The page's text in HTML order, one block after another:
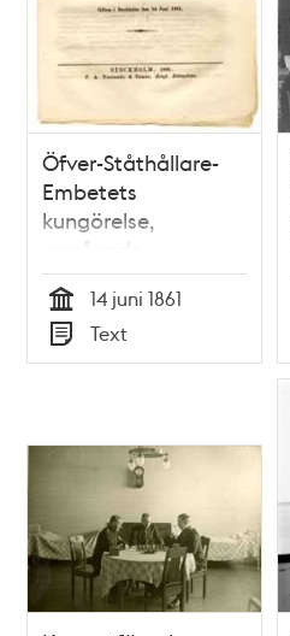
Öfver-Ståthållare-
Embetets
kungörelse,
angående
renhållningen af
gator och gårdar
inom hufvudstaden:
gifven i Stockholm
Tid
14 juni 1861
Typ
Text